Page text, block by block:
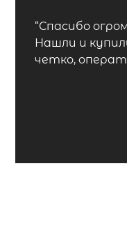
“Спасибо
Нашли и
четко,